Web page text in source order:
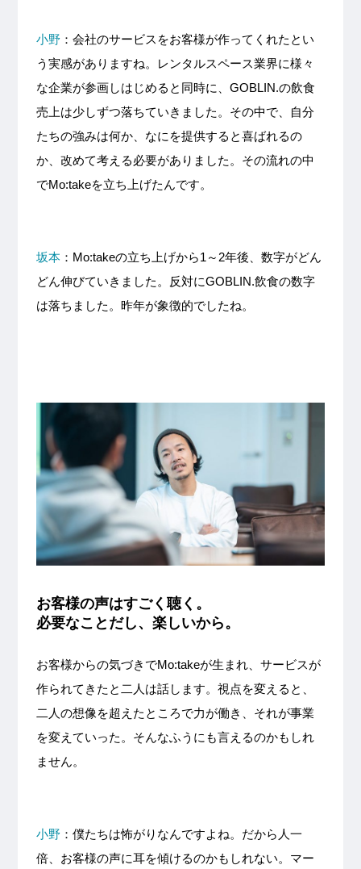
小野：会社のサービスをお客様が作ってくれたとい
う実感がありますね。レンタルスペース業界に様々
な企業が参画しはじめると同時に、GOBLIN.の飲食
売上は少しずつ落ちていきました。その中で、自分
たちの強みは何か、なにを提供すると喜ばれるの
か、改めて考える必要がありました。その流れの中
でMo:takeを立ち上げたんです。
坂本：Mo:takeの立ち上げから1～2年後、数字がどん
どん伸びていきました。反対にGOBLIN.飲食の数字
は落ちました。昨年が象徴的でしたね。
お客様の声はすごく聴く。
必要なことだし、楽しいから。
お客様からの気づきでMo:takeが生まれ、サービスが
作られてきたと二人は話します。視点を変えると、
二人の想像を超えたところで力が働き、それが事業
を変えていった。そんなふうにも言えるのかもしれ
ません。
小野：僕たちは怖がりなんですよね。だから人一
倍、お客様の声に耳を傾けるのかもしれない。マー